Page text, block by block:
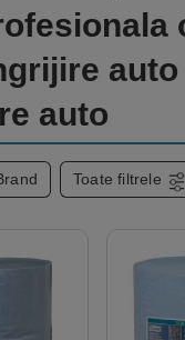
auto
auto
Toate filtrele